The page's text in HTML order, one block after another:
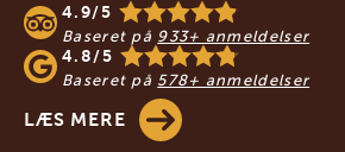
4.9/5
Baseret på 933+ anmeldelser
4.8/5
Baseret på 578+ anmeldelser
LÆS MERE